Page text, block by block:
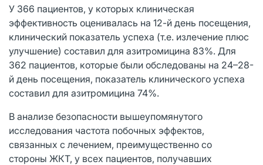
У 366 пациентов, у которых клиническая
эффективность оценивалась на 12-й день посещения,
клинический показатель успеха (т.е. излечение плюс
улучшение) составил для азитромицина 83%. Для
362 пациентов, которые были обследованы на 24–28-
й день посещения, показатель клинического успеха
составил для азитромицина 74%.
В анализе безопасности вышеупомянутого
исследования частота побочных эффектов,
связанных с лечением, преимущественно со
стороны ЖКТ, у всех пациентов, получавших